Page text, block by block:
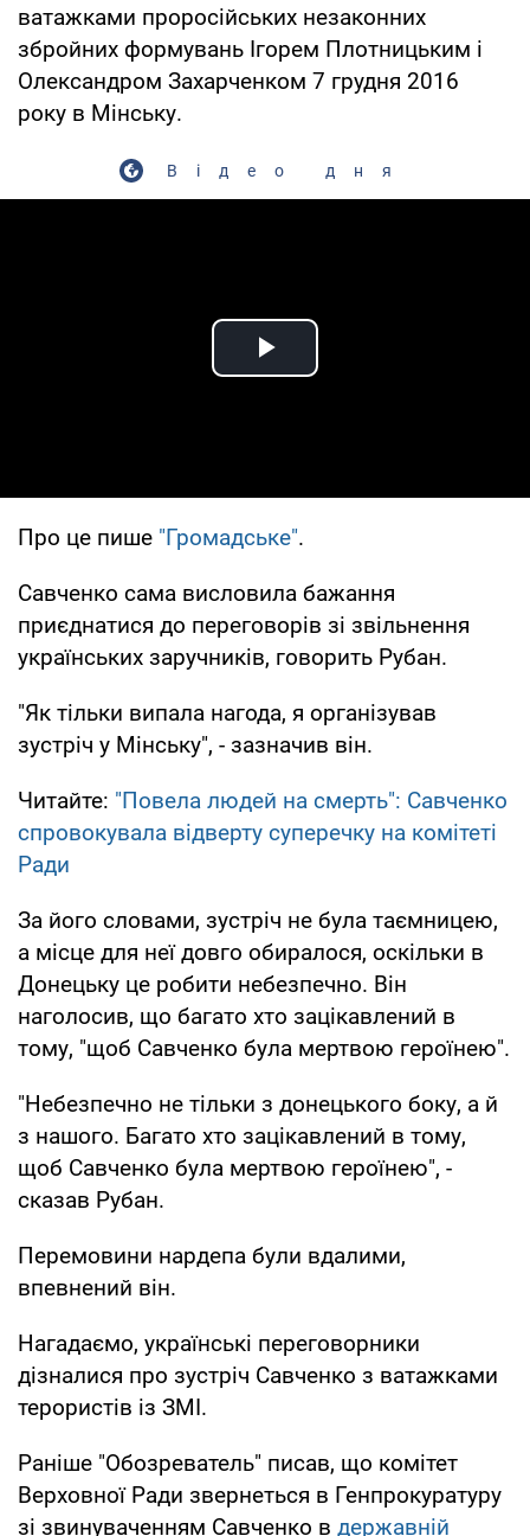
ватажками проросійських незаконних
збройних формувань Ігорем Плотницьким і
Олександром Захарченком 7 грудня 2016
року в Мінську.
Відео дня
Play Video
Про це пише "Громадське".
Савченко сама висловила бажання
приєднатися до переговорів зі звільнення
українських заручників, говорить Рубан.
"Як тільки випала нагода, я організував
зустріч у Мінську", - зазначив він.
Читайте: "Повела людей на смерть": Савченко
спровокувала відверту суперечку на комітеті
Ради
За його словами, зустріч не була таємницею,
а місце для неї довго обиралося, оскільки в
Донецьку це робити небезпечно. Він
наголосив, що багато хто зацікавлений в
тому, "щоб Савченко була мертвою героїнею".
"Небезпечно не тільки з донецького боку, а й
з нашого. Багато хто зацікавлений в тому,
щоб Савченко була мертвою героїнею", -
сказав Рубан.
Перемовини нардепа були вдалими,
впевнений він.
Нагадаємо, українські переговорники
дізналися про зустріч Савченко з ватажками
терористів із ЗМІ.
Раніше "Обозреватель" писав, що комітет
Верховної Ради звернеться в Генпрокуратуру
зі звинуваченням Савченко в державній